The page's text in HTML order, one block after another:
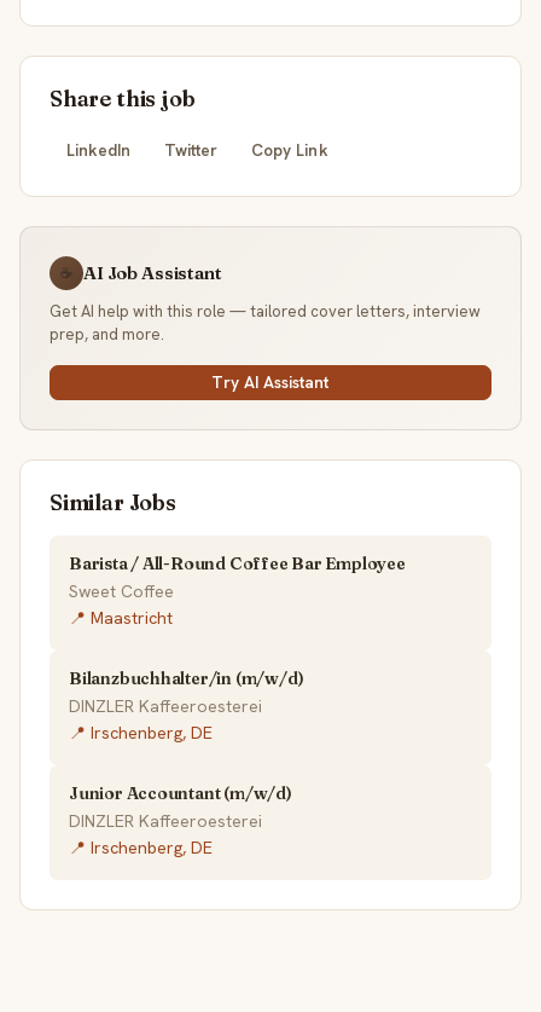
Share this job
LinkedIn Twitter Copy Link
☕ AI Job Assistant
Get AI help with this role — tailored cover letters, interview
prep, and more.
Try AI Assistant
Similar Jobs
Barista / All-Round Coffee Bar Employee
Sweet Coffee
📍 Maastricht
Bilanzbuchhalter/in (m/w/d)
DINZLER Kaffeeroesterei
📍 Irschenberg, DE
Junior Accountant (m/w/d)
DINZLER Kaffeeroesterei
📍 Irschenberg, DE